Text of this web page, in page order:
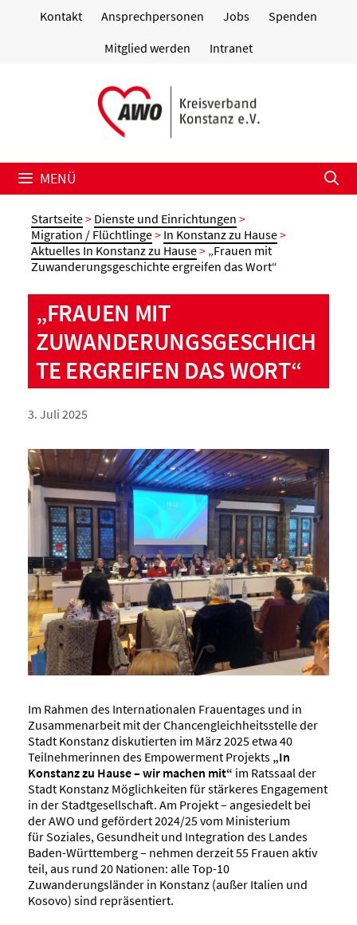
Kontakt Ansprechpersonen Jobs
Spenden
Mitglied werden
Intranet
MENÜ
Startseite> Dienste und Einrichtungen >
Migration / Flüchtlinge> In Konstanz zu Hause>
Aktuelles In Konstanz zu Hause> „Frauen mit
Zuwanderungsgeschichte ergreifen das Wort“
„FRAUEN MIT
ZUWANDERUNGSGESCHICH
TE ERGREIFEN DAS WORT“
3. Juli 2025
Im Rahmen des Internationalen Frauentages und in
Zusammenarbeit mit der Chancengleichheitsstelle der
Stadt Konstanz diskutierten im März 2025 etwa 40
Teilnehmerinnen des Empowerment Projekts „In
Konstanz zu Hause – wir machen mit“ im Ratssaal der
Stadt Konstanz Möglichkeiten für stärkeres Engagement
in der Stadtgesellschaft. Am Projekt – angesiedelt bei
der AWO und gefördert 2024/25 vom Ministerium
für Soziales, Gesundheit und Integration des Landes
Baden-Württemberg – nehmen derzeit 55 Frauen aktiv
teil, aus rund 20 Nationen: alle Top-10
Zuwanderungsländer in Konstanz (außer Italien und
Kosovo) sind repräsentiert.